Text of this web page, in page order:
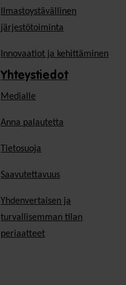
Ilmastoystävällinen
järjestötoiminta
Innovaatiot ja kehittäminen
Yhteystiedot
Medialle
Anna palautetta
Tietosuoja
Saavutettavuus
Yhdenvertaisen ja
turvallisemman tilan
periaatteet